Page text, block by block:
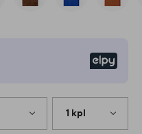
1 kpl